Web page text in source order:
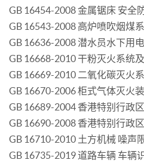
GB 16454-2008 金属锯床 安全
GB 16543-2008 高炉喷吹烟煤
GB 16636-2008 潜水员水下用
GB 16668-2010 干粉灭火系统
GB 16669-2010 二氧化碳灭火
GB 16670-2006 柜式气体灭火
GB 16689-2004 香港特别行政
GB 16690-2008 香港特别行政
GB 16710-2010 土方机械 噪声
GB 16735-2019 道路车辆 车辆